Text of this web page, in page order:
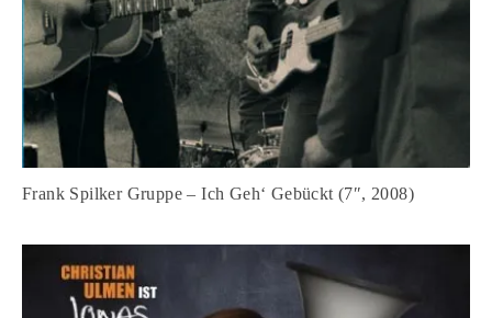
Frank Spilker Gruppe – Ich Geh‘ Gebückt (7″, 2008)